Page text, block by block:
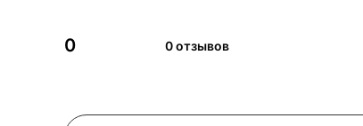
0 0 отзывов